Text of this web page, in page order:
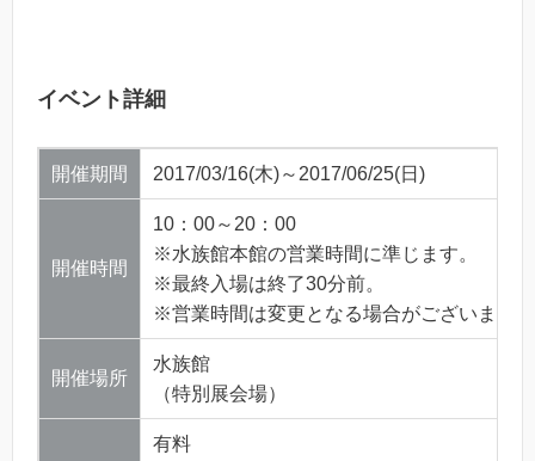
イベント詳細
開催期間 2017/03/16(木)～2017/06/25(日)
開催時間
10：00～20：00
※水族館本館の営業時間に準じます。
※最終入場は終了30分前。
※営業時間は変更となる場合がございます。
開催場所
水族館
（特別展会場）
有料